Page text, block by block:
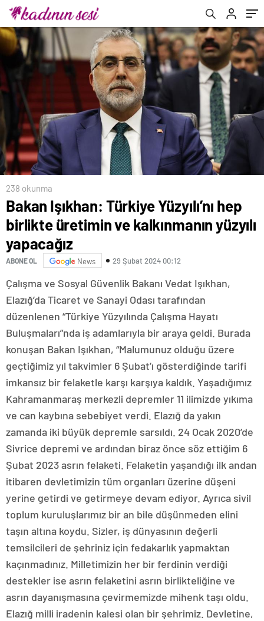
238 okunma
Bakan Işıkhan: Türkiye Yüzyılı’nı hep
birlikte üretimin ve kalkınmanın yüzyılı
yapacağız
ABONE OL News 29 Şubat 2024 00:12
Çalışma ve Sosyal Güvenlik Bakanı Vedat Işıkhan,
Elazığ’da Ticaret ve Sanayi Odası tarafından
düzenlenen “Türkiye Yüzyılında Çalışma Hayatı
Buluşmaları”nda iş adamlarıyla bir araya geldi. Burada
konuşan Bakan Işıkhan, “Malumunuz olduğu üzere
geçtiğimiz yıl takvimler 6 Şubat’ı gösterdiğinde tarifi
imkansız bir felaketle karşı karşıya kaldık. Yaşadığımız
Kahramanmaraş merkezli depremler 11 ilimizde yıkıma
ve can kaybına sebebiyet verdi. Elazığ da yakın
zamanda iki büyük depremle sarsıldı. 24 Ocak 2020’de
Sivrice depremi ve ardından biraz önce söz ettiğim 6
Şubat 2023 asrın felaketi. Felaketin yaşandığı ilk andan
itibaren devletimizin tüm organları üzerine düşeni
yerine getirdi ve getirmeye devam ediyor. Ayrıca sivil
toplum kuruluşlarımız bir an bile düşünmeden elini
taşın altına koydu. Sizler, iş dünyasının değerli
temsilcileri de şehriniz için fedakarlık yapmaktan
kaçınmadınız. Milletimizin her bir ferdinin verdiği
destekler ise asrın felaketini asrın birlikteliğine ve
asrın dayanışmasına çevirmemizde mihenk taşı oldu.
Elazığ milli iradenin kalesi olan bir şehrimiz. Devletine,
ve kentsel dönüşüm